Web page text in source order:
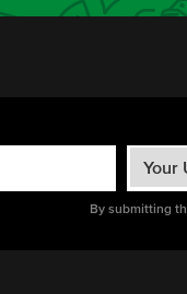
By submitting